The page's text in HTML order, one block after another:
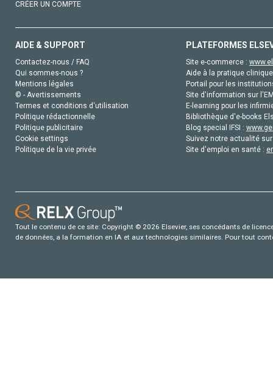
CRÉER UN COMPTE
AIDE & SUPPORT
Contactez-nous / FAQ
Qui sommes-nous ?
Mentions légales
© - Avertissements
Termes et conditions d'utilisation
Politique rédactionnelle
Politique publicitaire
Cookie settings
Politique de la vie privée
PLATEFORMES
Site e-commerce :
Aide à la pratique
Portail pour les
Site d'information sur
E-learning pour les
Bibliothèque d'e-books
Blog special IFSI :
Suivez notre actualité
Site d'emploi en santé :
Tout le contenu de ce site: Copyright © 2026 Elsevier, ses concédants de
de données, a la formation en IA et aux technologies similaires. Pour tout